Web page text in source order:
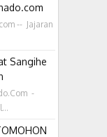
-- Jajaran
Sangihe
-